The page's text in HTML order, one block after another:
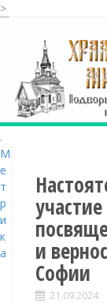
>
c
o
n
t
e
n
t
и
Софии
21.09.2024